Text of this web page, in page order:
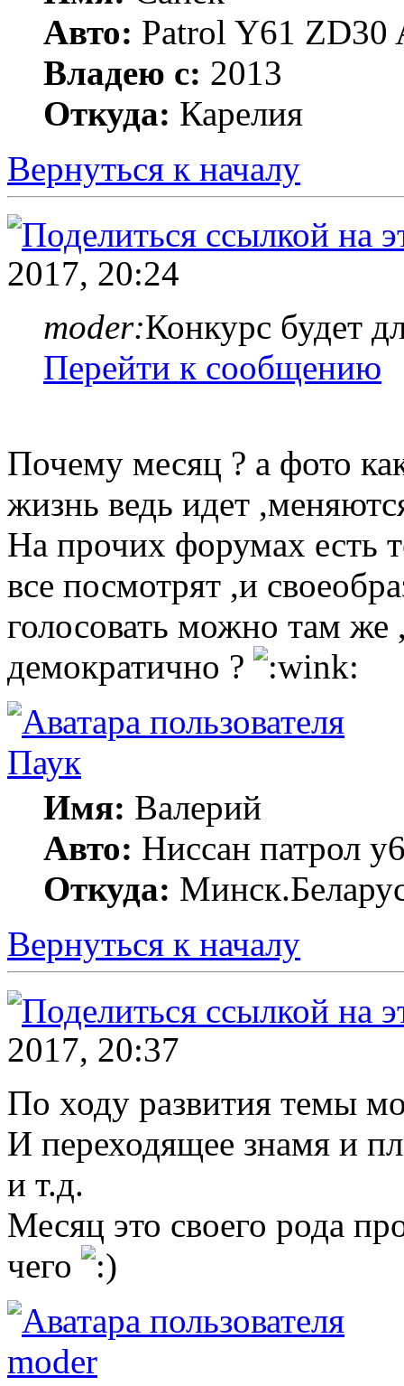
Авто: Patrol Y61 ZD30
Владею с: 2013
Откуда: Карелия
Вернуться к началу
2017, 20:24
moder:Конкурс будет
Перейти к сообщению
Почему месяц ? а фото
жизнь ведь идет
На прочих форумах есть
все посмотрят ,и
голосовать можно там
демократично ?
Паук
Имя: Валерий
Авто: Ниссан патрол
Откуда:
Вернуться к началу
2017, 20:37
По ходу развития темы
И переходящее знамя и
и т.д.
Месяц это своего рода
чего
moder